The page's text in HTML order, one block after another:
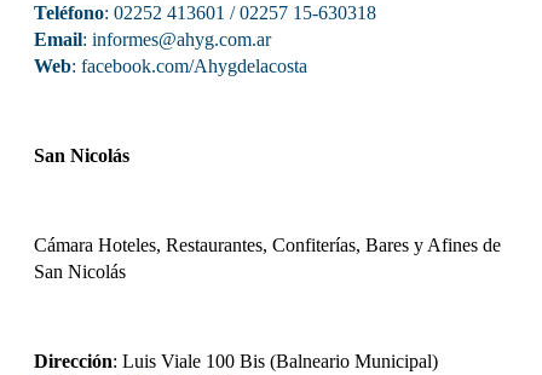
Teléfono: 02252 413601 / 02257 15-630318
Email: informes@ahyg.com.ar
Web: facebook.com/Ahygdelacosta
San Nicolás
Cámara Hoteles, Restaurantes, Confiterías, Bares y Afines de
San Nicolás
Dirección: Luis Viale 100 Bis (Balneario Municipal)